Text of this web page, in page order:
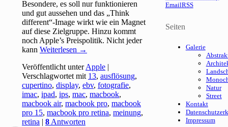
Besondere, es soll nur funktionieren
und gut aussehen und das „Think
different“-Image wirkt wie ein Magnet
auf diese Zielgruppe. Hinzu kommt
noch Apple’s Preispolitik. Nicht jeder
kannWeiterlesen →
Veröffentlicht unter Apple |
Verschlagwortet mit 13,ausflösung,
cupertino,display,ebv,fotografie,
imac,ipad,ips,mac,macbook,
macbook air,macbook pro,macbook
pro 15,macbook pro retina,meinung,
retina |8 Antworten
EmailRSS
Seiten
Galerie
Natur
Street
Kontakt
Impressum